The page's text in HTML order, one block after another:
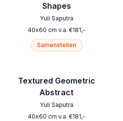
Shapes
Yuli Saputra
40x60 cm v.a. €181,-
Samenstellen
Textured Geometric
Abstract
Yuli Saputra
40x60 cm v.a. €181,-